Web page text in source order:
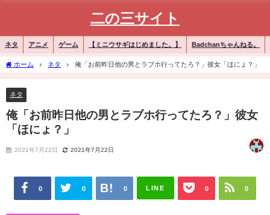
二の三サイト
ネタ アニメ ゲーム 【ミニウサギはじめました。】 Badchanちゃんねる。
ホーム ネタ 俺「お前昨日他の男とラブホ行ってたろ？」彼女「ほにょ？」
ネタ
俺「お前昨日他の男とラブホ行ってたろ？」彼女
「ほにょ？」
2021年7月22日 2021年7月22日
0 0 0 LINE 0 0